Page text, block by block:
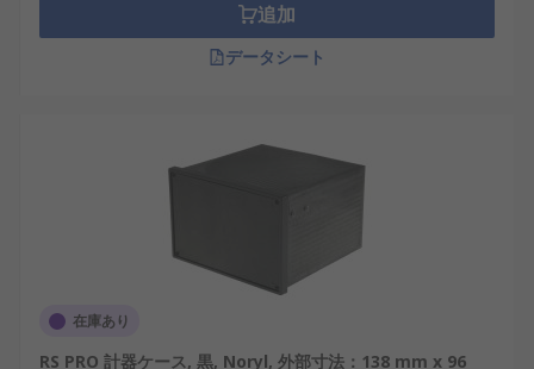
追加
データシート
在庫あり
RS PRO 計器ケース, 黒, Noryl, 外部寸法：138 mm x 96